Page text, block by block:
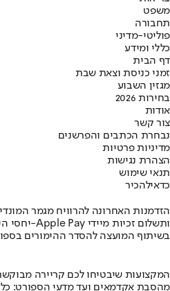
משפט
תחבורה
פוליטי-מדיני
כללי ומידע
דף הבית
זמני כניסת וצאת שבת
מגזין השבוע
בחירות 2026
אודות
צור קשר
נבחרת הכתבים והפרשנים
מדיניות פרטיות
הצהרת נגישות
תנאי שימוש
כדאילהכיר
הזדמנות האחרונה להרוויח מגמר
יחסי הימור משופרים, הפקדות ב-Apple Pay ותשלום זכיות מיידי
בשיתוף המועצה להסדר ההימורים
המקצועות שיבטיחו לכם קריירה
מהסבת אקדמאים ועד מדעי הספורט: כל